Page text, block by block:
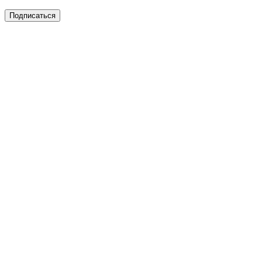
Подписаться